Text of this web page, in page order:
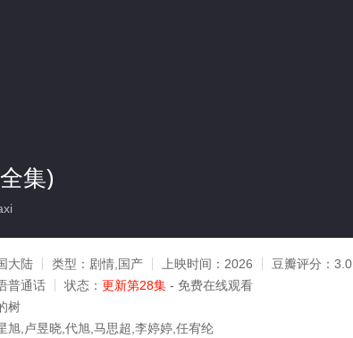
集)
大陆 类型： 剧情,国产 上映时间： 2026 豆瓣评分： 3.0
普通话 状态： 更新第28集 - 免费在线观看
树
旭,卢昱晓,代旭,马思超,李婷婷,任宥纶